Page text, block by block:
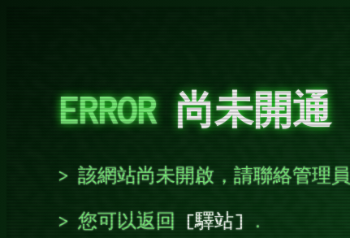
ERROR尚未開通
該網站尚未開啟，請聯絡管理員
您可以返回 驛站 .